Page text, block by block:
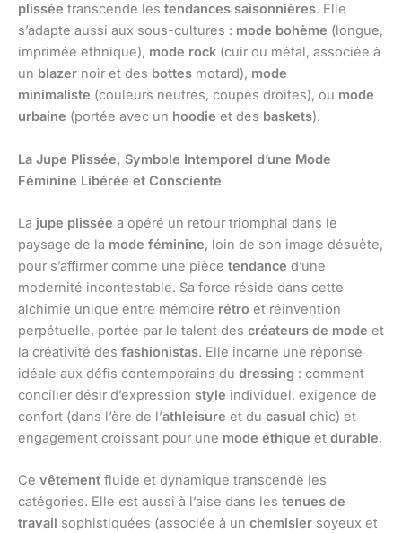
plissée transcende les tendances saisonnières. Elle
s’adapte aussi aux sous-cultures : mode bohème (longue,
imprimée ethnique), mode rock (cuir ou métal, associée à
un blazer noir et des bottes motard), mode
minimaliste (couleurs neutres, coupes droites), ou mode
urbaine (portée avec un hoodie et des baskets).
La Jupe Plissée, Symbole Intemporel d’une Mode
Féminine Libérée et Consciente
La jupe plissée a opéré un retour triomphal dans le
paysage de la mode féminine, loin de son image désuète,
pour s’affirmer comme une pièce tendance d’une
modernité incontestable. Sa force réside dans cette
alchimie unique entre mémoire rétro et réinvention
perpétuelle, portée par le talent des créateurs de mode et
la créativité des fashionistas. Elle incarne une réponse
idéale aux défis contemporains du dressing : comment
concilier désir d’expression style individuel, exigence de
confort (dans l’ère de l’athleisure et du casual chic) et
engagement croissant pour une mode éthique et durable.
Ce vêtement fluide et dynamique transcende les
catégories. Elle est aussi à l’aise dans les tenues de
travail sophistiquées (associée à un chemisier soyeux et